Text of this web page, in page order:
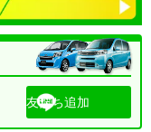
友だち追加